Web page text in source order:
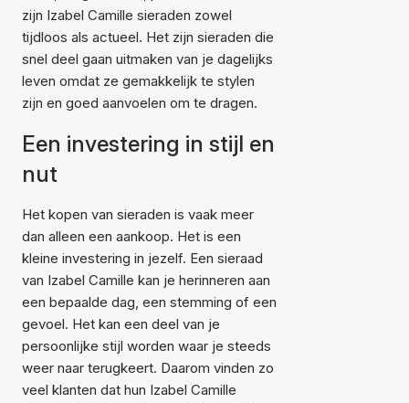
zijn Izabel Camille sieraden zowel
tijdloos als actueel. Het zijn sieraden die
snel deel gaan uitmaken van je dagelijks
leven omdat ze gemakkelijk te stylen
zijn en goed aanvoelen om te dragen.
Een investering in stijl en
nut
Het kopen van sieraden is vaak meer
dan alleen een aankoop. Het is een
kleine investering in jezelf. Een sieraad
van Izabel Camille kan je herinneren aan
een bepaalde dag, een stemming of een
gevoel. Het kan een deel van je
persoonlijke stijl worden waar je steeds
weer naar terugkeert. Daarom vinden zo
veel klanten dat hun Izabel Camille